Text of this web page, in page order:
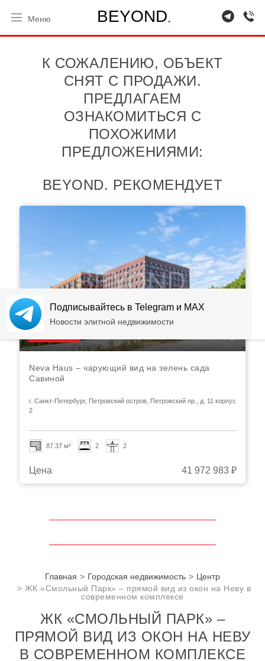
BEYOND.
Меню
К СОЖАЛЕНИЮ, ОБЪЕКТ
СНЯТ С ПРОДАЖИ.
ПРЕДЛАГАЕМ
ОЗНАКОМИТЬСЯ С
ПОХОЖИМИ
ПРЕДЛОЖЕНИЯМИ:
BEYOND. РЕКОМЕНДУЕТ
Neva Haus – чарующий вид на зелень сада
Савиной
г. Санкт-Петербург, Петровский остров, Петровский пр., д. 11 корпус
2
87.37 м² 2 2
Цена 41 972 983 ₽
Главная Городская недвижимость
Центр
ЖК «Смольный Парк» – прямой вид из окон на Неву в
современном комплексе
ЖК «СМОЛЬНЫЙ ПАРК» –
ПРЯМОЙ ВИД ИЗ ОКОН НА НЕВУ
В СОВРЕМЕННОМ КОМПЛЕКСЕ
Подписывайтесь в Telegram и MAX
Новости элитной недвижимости